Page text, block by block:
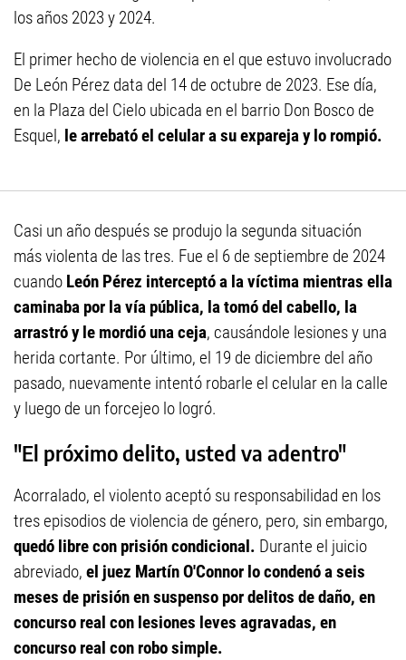
los años 2023 y 2024.
El primer hecho de violencia en el que estuvo involucrado
De León Pérez data del 14 de octubre de 2023. Ese día,
en la Plaza del Cielo ubicada en el barrio Don Bosco de
Esquel, le arrebató el celular a su expareja y lo rompió.
Casi un año después se produjo la segunda situación
más violenta de las tres. Fue el 6 de septiembre de 2024
cuando León Pérez interceptó a la víctima mientras ella
caminaba por la vía pública, la tomó del cabello, la
arrastró y le mordió una ceja, causándole lesiones y una
herida cortante. Por último, el 19 de diciembre del año
pasado, nuevamente intentó robarle el celular en la calle
y luego de un forcejeo lo logró.
"El próximo delito, usted va adentro"
Acorralado, el violento aceptó su responsabilidad en los
tres episodios de violencia de género, pero, sin embargo,
quedó libre con prisión condicional. Durante el juicio
abreviado, el juez Martín O'Connor lo condenó a seis
meses de prisión en suspenso pordelitos de daño, en
concurso real con lesiones leves agravadas, en
concurso real con robo simple.